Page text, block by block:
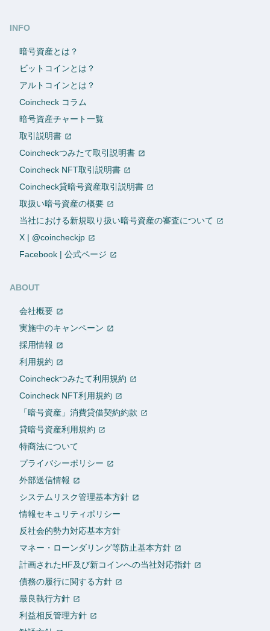
INFO
暗号資産とは？
ビットコインとは？
アルトコインとは？
Coincheck コラム
暗号資産チャート一覧
取引説明書
Coincheckつみたて取引説明書
Coincheck NFT取引説明書
Coincheck貸暗号資産取引説明書
取扱い暗号資産の概要
当社における新規取り扱い暗号資産の審査について
X | @coincheckjp
Facebook | 公式ページ
ABOUT
会社概要
実施中のキャンペーン
採用情報
利用規約
Coincheckつみたて利用規約
Coincheck NFT利用規約
「暗号資産」消費貸借契約約款
貸暗号資産利用規約
特商法について
プライバシーポリシー
外部送信情報
システムリスク管理基本方針
情報セキュリティポリシー
反社会的勢力対応基本方針
マネー・ローンダリング等防止基本方針
計画されたHF及び新コインへの当社対応指針
債務の履行に関する方針
最良執行方針
利益相反管理方針